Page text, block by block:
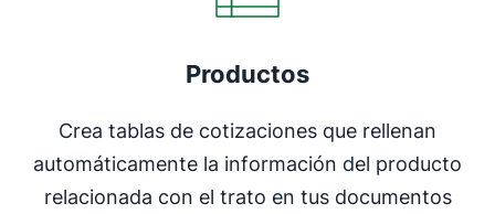
Productos
Crea tablas de cotizaciones que rellenan
automáticamente la información del producto
relacionada con el trato en tus documentos